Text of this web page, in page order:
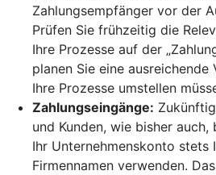
Zahlungsempfänger vor der
Prüfen Sie frühzeitig die
Ihre Prozesse auf der
planen Sie eine
Ihre Prozesse umstellen
Zahlungseingänge:
und Kunden, wie bisher
Ihr Unternehmenskonto stets
Firmennamen verwenden.